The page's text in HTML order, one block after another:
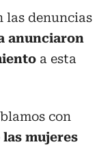
las denuncias
anunciaron
a esta
con
mujeres